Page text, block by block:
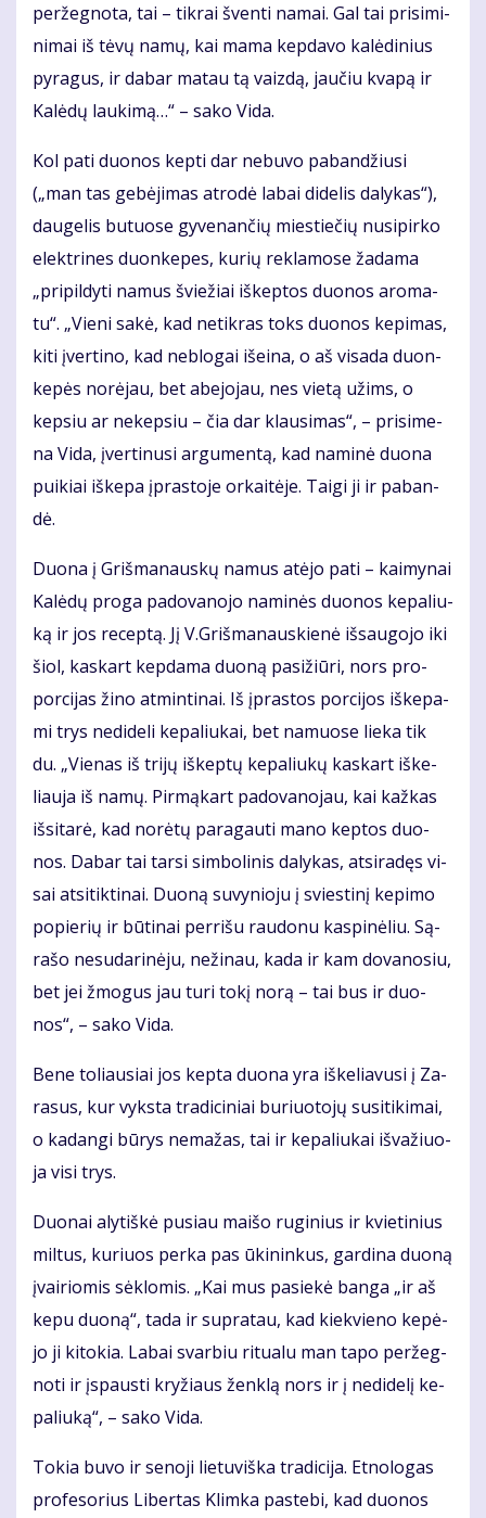
per­žeg­no­ta, tai – tik­rai šven­ti na­mai. Gal tai pri­si­mi­
ni­mai iš tė­vų na­mų, kai ma­ma kep­da­vo ka­lė­di­nius
py­ra­gus, ir da­bar ma­tau tą vaiz­dą, jau­čiu kva­pą ir
Ka­lė­dų lau­ki­mą…“ – sa­ko Vi­da.
Kol pa­ti duo­nos kep­ti dar ne­bu­vo pa­ban­džiu­si
(„man tas ge­bė­ji­mas at­ro­dė la­bai di­de­lis da­ly­kas“),
dau­ge­lis bu­tuo­se gy­ve­nan­čių mies­tie­čių nu­si­pir­ko
elek­tri­nes duon­ke­pes, ku­rių re­kla­mo­se ža­da­ma
„pri­pil­dy­ti na­mus švie­žiai iš­kep­tos duo­nos aro­ma­
tu“. „Vie­ni sa­kė, kad ne­tik­ras toks duo­nos ke­pi­mas,
ki­ti įver­ti­no, kad ne­blo­gai iš­ei­na, o aš vi­sa­da duon­
ke­pės no­rė­jau, bet abe­jo­jau, nes vie­tą užims, o
kep­siu ar ne­kep­siu – čia dar klau­si­mas“, – pri­si­me­
na Vi­da, įver­ti­nu­si ar­gu­men­tą, kad na­mi­nė duo­na
pui­kiai iš­ke­pa įpras­to­je or­kai­tė­je. Tai­gi ji ir pa­ban­
dė.
Duo­na į Griš­ma­naus­kų na­mus at­ėjo pa­ti – kai­my­nai
Ka­lė­dų pro­ga pa­do­va­no­jo na­mi­nės duo­nos ke­pa­liu­
ką ir jos re­cep­tą. Jį V.Griš­ma­naus­kie­nė iš­sau­go­jo iki
šiol, kas­kart kep­da­ma duo­ną pa­si­žiū­ri, nors pro­
por­ci­jas ži­no at­min­ti­nai. Iš įpras­tos por­ci­jos iš­ke­pa­
mi trys ne­di­de­li ke­pa­liu­kai, bet na­muo­se lie­ka tik
du. „Vie­nas iš tri­jų iš­kep­tų ke­pa­liu­kų kas­kart iš­ke­
liau­ja iš na­mų. Pir­mą­kart pa­do­va­no­jau, kai kaž­kas
iš­si­ta­rė, kad no­rė­tų pa­ra­gau­ti ma­no kep­tos duo­
nos. Da­bar tai tar­si sim­bo­li­nis da­ly­kas, at­si­ra­dęs vi­
sai at­si­tik­ti­nai. Duo­ną su­vy­nio­ju į svies­ti­nį ke­pi­mo
po­pie­rių ir bū­ti­nai per­ri­šu rau­do­nu kas­pi­nė­liu. Są­
ra­šo ne­su­da­ri­nė­ju, ne­ži­nau, ka­da ir kam do­va­no­siu,
bet jei žmo­gus jau tu­ri to­kį no­rą – tai bus ir duo­
nos“, – sa­ko Vi­da.
Be­ne to­liau­siai jos kep­ta duo­na yra iš­ke­lia­vu­si į Za­
ra­sus, kur vyks­ta tra­di­ci­niai bu­riuo­to­jų su­si­ti­ki­mai,
o ka­dan­gi bū­rys ne­ma­žas, tai ir ke­pa­liu­kai iš­va­žiuo­
ja vi­si trys.
Duo­nai aly­tiš­kė pu­siau mai­šo ru­gi­nius ir kvie­ti­nius
mil­tus, ku­riuos per­ka pas ūki­nin­kus, gar­di­na duo­ną
įvai­rio­mis sėk­lo­mis. „Kai mus pa­sie­kė ban­ga „ir aš
ke­pu duo­ną“, ta­da ir su­pra­tau, kad kiek­vie­no ke­pė­
jo ji ki­to­kia. La­bai svar­biu ri­tu­a­lu man ta­po per­žeg­
no­ti ir įspaus­ti kry­žiaus žen­klą nors ir į ne­di­de­lį ke­
pa­liu­ką“, – sa­ko Vi­da.
To­kia bu­vo ir se­no­ji lie­tu­viš­ka tra­di­ci­ja. Et­no­lo­gas
pro­fe­so­rius Li­ber­tas Klim­ka pa­ste­bi, kad duo­nos